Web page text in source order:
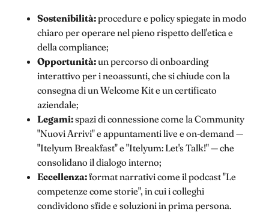
Sostenibilità:procedure e policy spiegate in modo
chiaro per operare nel pieno rispetto dell'etica e
della compliance;
Opportunità:un percorso di onboarding
interattivo per i neoassunti, che si chiude con la
consegna di un Welcome Kit e un certificato
aziendale;
Legami:spazi di connessione come la Community
"Nuovi Arrivi" e appuntamenti live e on-demand —
"Itelyum Breakfast" e "Itelyum: Let's Talk!" — che
consolidano il dialogo interno;
Eccellenza:format narrativi come il podcast "Le
competenze come storie", in cui i colleghi
condividono sfide e soluzioni in prima persona.